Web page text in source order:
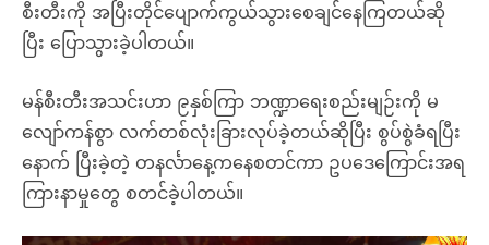
စီးတီးကို အပြီးတိုင်ပျောက်ကွယ်သွားစေချင်နေကြတယ်ဆို
ပြီး ပြောသွားခဲ့ပါတယ်။
မန်စီးတီးအသင်းဟာ ၉နှစ်ကြာ ဘဏ္ဍာရေးစည်းမျဉ်းကို မ
လျော်ကန်စွာ လက်တစ်လုံးခြားလုပ်ခဲ့တယ်ဆိုပြီး စွပ်စွဲခံရပြီး
နောက် ပြီးခဲ့တဲ့ တနင်္လာနေ့ကနေစတင်ကာ ဥပဒေကြောင်းအရ
ကြားနာမှုတွေ စတင်ခဲ့ပါတယ်။